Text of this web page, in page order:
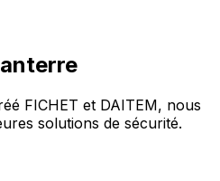
FICHET et DAITEM, nous
solutions de sécurité.